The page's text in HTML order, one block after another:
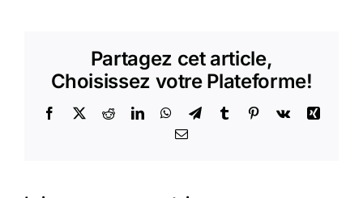
Partagez cet article,
Choisissez votre Plateforme!
Facebook
X RedditLinkedInWhatsApp
TelegramTumblr Pinterest
Vk
Xing
Email